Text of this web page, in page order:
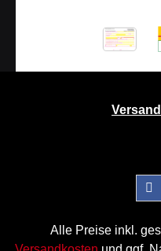
Alle Preise inkl.